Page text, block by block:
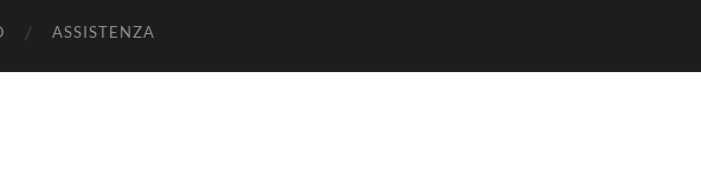
ASSISTENZA